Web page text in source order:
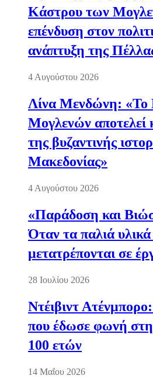
Κάστρου των
επένδυση στον
ανάπτυξη της
4 Αυγούστου 2026
Λίνα Μενδώνη: «Το
Μογλενών αποτελεί
της βυζαντινής
Μακεδονίας»
4 Αυγούστου 2026
«Παράδοση και
Όταν τα παλιά
μετατρέπονται σε
28 Ιουλίου 2026
Ντέιβιντ
που έδωσε φωνή στη
100 ετών
14 Μαΐου 2026